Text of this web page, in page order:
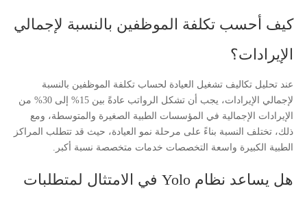
كيف أحسب تكلفة الموظفين بالنسبة لإجمالي
الإيرادات؟
عند تحليل تكاليف تشغيل العيادة لحساب تكلفة الموظفين بالنسبة
لإجمالي الإيرادات، يجب أن تشكل الرواتب عادةً بين 15% إلى 30% من
الإيرادات الإجمالية في المؤسسات الطبية الصغيرة والمتوسطة، ومع
ذلك، تختلف النسبة بناءً على مرحلة نمو العيادة، حيث قد تتطلب المراكز
الطبية الكبيرة واسعة التخصصات خدمات متخصصة نسبة أكبر.
هل يساعد نظام Yolo في الامتثال لمتطلبات